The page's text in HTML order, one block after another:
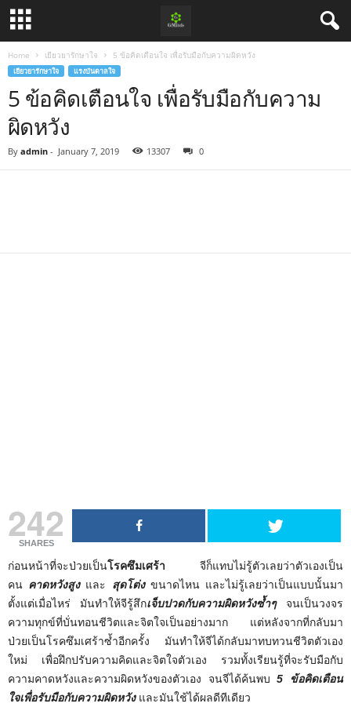
Home เยียวยารักษาใจ 5 ข้อคิดเตือนใจ เพื่อรับมือกับความผิดหวัง
เยียวยารักษาใจ แรงบันดาลใจ
5 ข้อคิดเตือนใจ เพื่อรับมือกับความ
ผิดหวัง
By admin - January 7, 2019 13307 0
242
SHARES
ก่อนหน้าที่จะป่วยเป็นโรคซึมเศร้า จีก็แทบไม่รู้ตัวเลยว่าตัวเองเป็น
คน คาดหวังสูง และ สุดโต่ง ขนาดไหน และไม่รู้เลยว่าเป็นแบบนั้นมา
ตั้งแต่เมื่อไหร่ มันทำให้จีรู้สึกเจ็บปวดกับความผิดหวังซ้ำๆจนเป็นวงจร
ความทุกข์ที่บั่นทอนชีวิตและจิตใจเป็นอย่างมาก แต่หลังจากที่กลับมา
ป่วยเป็นโรคซึมเศร้าซ้ำอีกครั้ง มันทำให้จีได้กลับมาทบทวนชีวิตตัวเอง
ใหม่ เพื่อฝึกปรับความคิดและจิตใจตัวเอง รวมทั้งเรียนรู้ที่จะรับมือกับ
ความคาดหวังและความผิดหวังของตัวเอง จนจีได้ค้นพบ5 ข้อคิดเตือน
ใจเพื่อรับมือกับความผิดหวัง และมันใช้ได้ผลดีทีเดียว